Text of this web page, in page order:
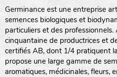
Germinance est une entreprise
semences biologiques et
particuliers et des
cinquantaine de productrices et
certifiés AB, dont 1/4 pratiquent
propose une large gamme de
aromatiques, médicinales, fleurs,